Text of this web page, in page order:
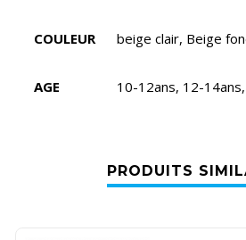
COULEUR beige clair, Beige
AGE 10-12ans, 12-
PRODUITS